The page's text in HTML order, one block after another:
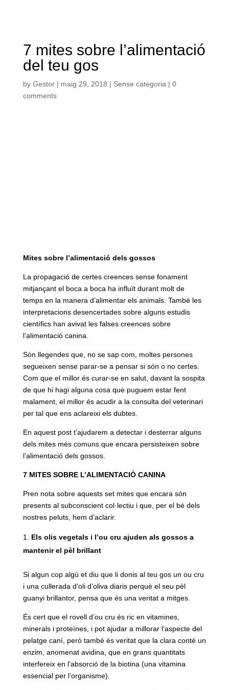
7 mites sobre l’alimentació
del teu gos
by Gestor| maig 29, 2018 | Sense categoria | 0
comments
Mites sobre l’alimentació dels gossos
La propagació de certes creences sense fonament
mitjançant el boca a boca ha influït durant molt de
temps en la manera d’alimentar els animals. També les
interpretacions desencertades sobre alguns estudis
científics han avivat les falses creences sobre
l’alimentació canina.
Són llegendes que, no se sap com, moltes persones
segueixen sense parar-se a pensar si són o no certes.
Com que el millor és curar-se en salut, davant la sospita
de que hi hagi alguna cosa que puguem estar fent
malament, el millor és acudir a la consulta del veterinari
per tal que ens aclareixi els dubtes.
En aquest post t’ajudarem a detectar i desterrar alguns
dels mites més comuns que encara persisteixen sobre
l’alimentació dels gossos.
7 MITES SOBRE L’ALIMENTACIÓ CANINA
Pren nota sobre aquests set mites que encara són
presents al subconscient col·lectiu i que, per el bé dels
nostres peluts, hem d’aclarir.
Els olis vegetals i l’ou cru ajuden als gossos a
mantenir el pèl brillant
Si algun cop algú et diu que li donis al teu gos un ou cru
i una cullerada d’oli d’oliva diaris perquè el seu pèl
guanyi brillantor, pensa que és una veritat a mitges.
És cert que el rovell d’ou cru és ric en vitamines,
minerals i proteïnes, i pot ajudar a millorar l’aspecte del
pelatge caní, però també és veritat que la clara conté un
enzim, anomenat avidina, que en grans quantitats
interfereix en l’absorció de la biotina (una vitamina
essencial per l’organisme).